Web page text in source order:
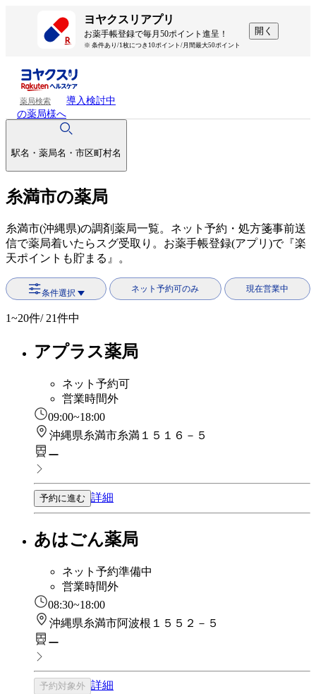
ヨヤクスリアプリ
お薬手帳登録で毎月50ポイント進呈！
※ 条件あり/1枚につき10ポイント/月間最大50ポイント
開く
薬局検索
導入検討中
の薬局様へ
駅名・薬局名・市区町村名
糸満市の薬局
糸満市(沖縄県)の調剤薬局一覧。ネット予約・処方箋事前送
信で薬局着いたらスグ受取り。お薬手帳登録(アプリ)で『楽
天ポイントも貯まる』。
条件選択 ネット予約可のみ 現在営業中
1~20件/ 21件中
アプラス薬局
ネット予約可
営業時間外
09:00~18:00
沖縄県糸満市糸満１５１６－５
ー
予約に進む 詳細
あはごん薬局
ネット予約準備中
営業時間外
08:30~18:00
沖縄県糸満市阿波根１５５２－５
ー
予約対象外 詳細